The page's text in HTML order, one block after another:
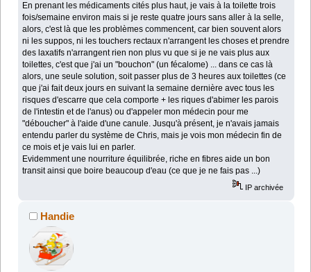
En prenant les médicaments cités plus haut, je vais à la toilette trois
fois/semaine environ mais si je reste quatre jours sans aller à la selle,
alors, c'est là que les problèmes commencent, car bien souvent alors
ni les suppos, ni les touchers rectaux n'arrangent les choses et prendre
des laxatifs n'arrangent rien non plus vu que si je ne vais plus aux
toilettes, c'est que j'ai un "bouchon" (un fécalome) ... dans ce cas là
alors, une seule solution, soit passer plus de 3 heures aux toilettes (ce
que j'ai fait deux jours en suivant la semaine dernière avec tous les
risques d'escarre que cela comporte + les riques d'abimer les parois
de l'intestin et de l'anus) ou d'appeler mon médecin pour me
"déboucher" à l'aide d'une canule. Jusqu'à présent, je n'avais jamais
entendu parler du système de Chris, mais je vois mon médecin fin de
ce mois et je vais lui en parler.
Evidemment une nourriture équilibrée, riche en fibres aide un bon
transit ainsi que boire beaucoup d'eau (ce que je ne fais pas ...)
IP archivée
Handie